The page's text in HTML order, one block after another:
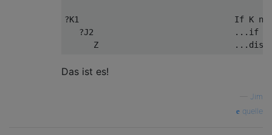
?K1                                If K non-
?J2                             ...if
Das ist es!
Jim
quelle